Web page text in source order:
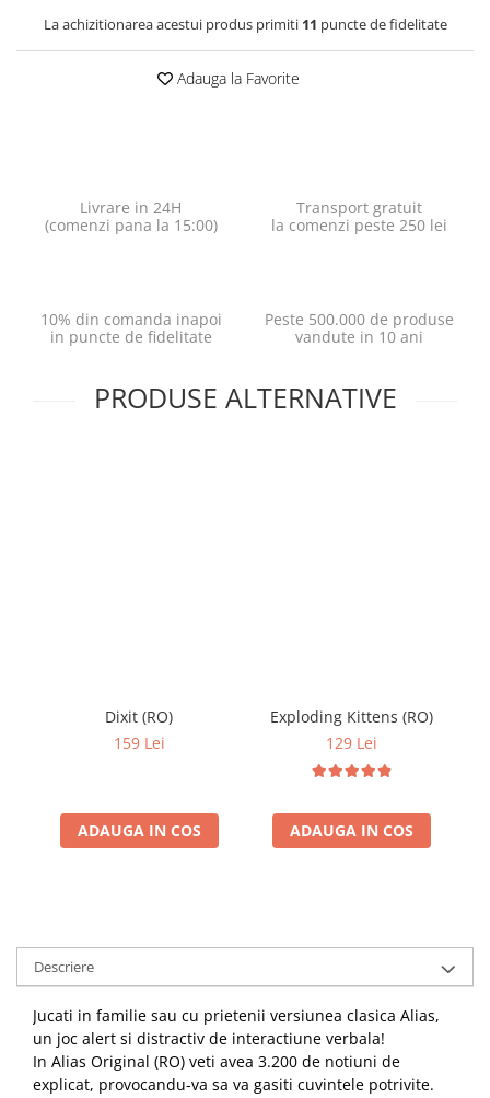
La achizitionarea acestui produs primiti 11 puncte de fidelitate
Adauga la Favorite
Livrare in 24H
(comenzi pana la 15:00)
Transport gratuit
la comenzi peste 250 lei
10% din comanda inapoi
in puncte de fidelitate
Peste 500.000 de produse
vandute in 10 ani
PRODUSE ALTERNATIVE
Dixit (RO)
159 Lei
ADAUGA IN COS
Exploding Kittens (RO)
129 Lei
ADAUGA IN COS
Descriere
Jucati in familie sau cu prietenii versiunea clasica Alias,
un joc alert si distractiv de interactiune verbala!
In Alias Original (RO) veti avea 3.200 de notiuni de
explicat, provocandu-va sa va gasiti cuvintele potrivite.